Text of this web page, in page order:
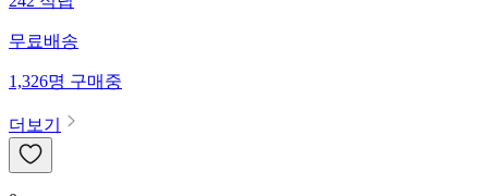
242적립
무료배송
1,326명구매중
더보기